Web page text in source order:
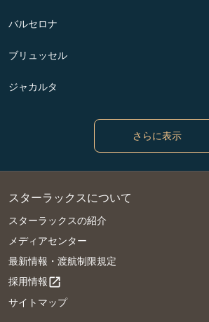
バルセロナ
ブリュッセル
ジャカルタ
さらに表示
スターラックスについて
スターラックスの紹介
メディアセンター
最新情報・渡航制限規定
採用情報open_in_new
サイトマップ